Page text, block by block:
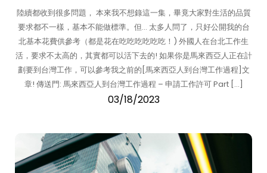
陸續都收到很多問題， 本來我不想錄這一集，畢竟大家對生活的品質
要求都不一樣，基本不能做標準。但… 太多人問了，只好公開我的台
北基本花費供參考（都是花在吃吃吃吃吃吃！) 外國人在台北工作生
活，要求不太高的，其實都可以活下去的! 如果你是馬來西亞人正在計
劃要到台灣工作，可以參考我之前的[馬來西亞人到台灣工作過程]文
章! 傳送門: 馬來西亞人到台灣工作過程 – 申請工作許可 Part […]
03/18/2023